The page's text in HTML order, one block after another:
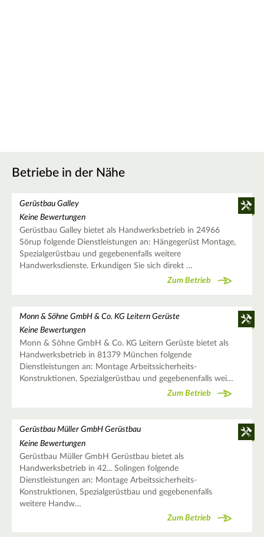
Betriebe in der Nähe
Gerüstbau Galley
Keine Bewertungen
Gerüstbau Galley bietet als Handwerksbetrieb in 24966
Sörup folgende Dienstleistungen an: Hängegerüst Montage,
Spezialgerüstbau und gegebenenfalls weitere
Handwerksdienste. Erkundigen Sie sich direkt …
Zum Betrieb
Monn & Söhne GmbH & Co. KG Leitern Gerüste
Keine Bewertungen
Monn & Söhne GmbH & Co. KG Leitern Gerüste bietet als
Handwerksbetrieb in 81379 München folgende
Dienstleistungen an: Montage Arbeitssicherheits-
Konstruktionen, Spezialgerüstbau und gegebenenfalls wei…
Zum Betrieb
Gerüstbau Müller GmbH Gerüstbau
Keine Bewertungen
Gerüstbau Müller GmbH Gerüstbau bietet als
Handwerksbetrieb in 42... Solingen folgende
Dienstleistungen an: Montage Arbeitssicherheits-
Konstruktionen, Spezialgerüstbau und gegebenenfalls
weitere Handw…
Zum Betrieb